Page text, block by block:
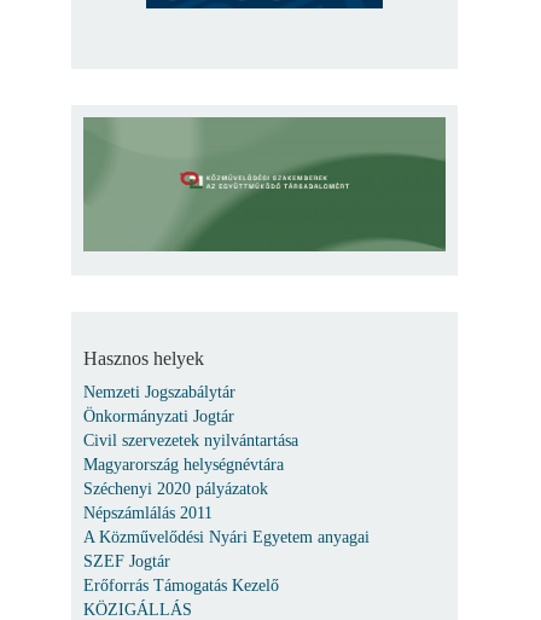
Hasznos helyek
Nemzeti Jogszabálytár
Önkormányzati Jogtár
Civil szervezetek nyilvántartása
Magyarország helységnévtára
Széchenyi 2020 pályázatok
Népszámlálás 2011
A Közművelődési Nyári Egyetem anyagai
SZEF Jogtár
Erőforrás Támogatás Kezelő
KÖZIGÁLLÁS